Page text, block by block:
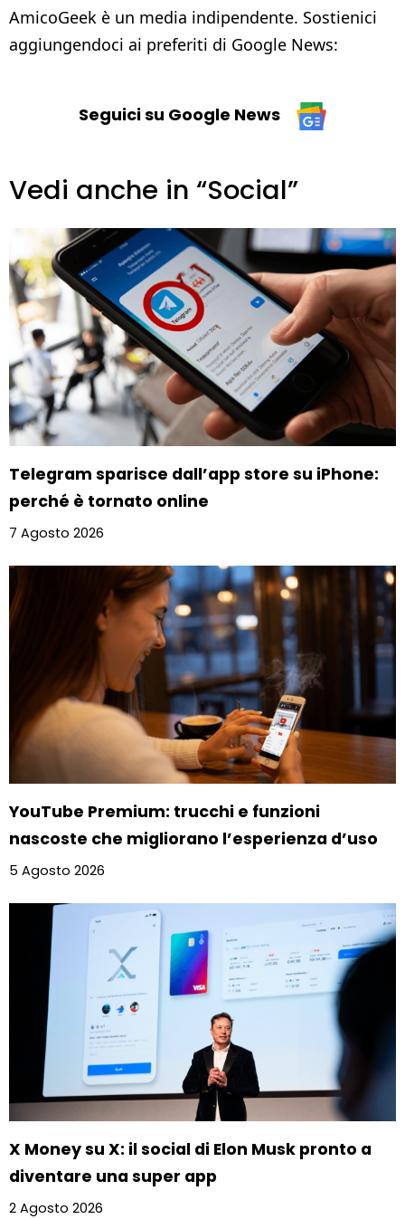
AmicoGeek è un media indipendente. Sostienici
aggiungendoci ai preferiti di Google News:
Seguici su Google News
Vedi anche in “Social”
Telegram sparisce dall’app store su iPhone:
perché è tornato online
7 Agosto 2026
YouTube Premium: trucchi e funzioni
nascoste che migliorano l’esperienza d’uso
5 Agosto 2026
X Money su X: il social di Elon Musk pronto a
diventare una super app
2 Agosto 2026